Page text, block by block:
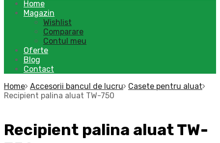
Home
Magazin
Wishlist
Comparare
Contul meu
Oferte
Blog
Contact
Home Accesorii bancul de lucru
Casete pentru aluat
Recipient palina aluat TW-750
Recipient palina aluat TW-